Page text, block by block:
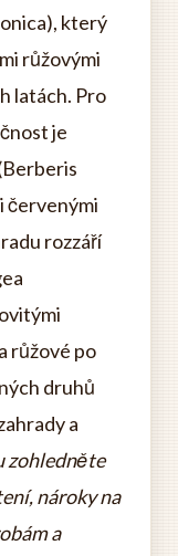
který
růžovými
latách. Pro
je
červenými
rozzáří
růžové po
druhů
a
zohledněte
nároky na
a